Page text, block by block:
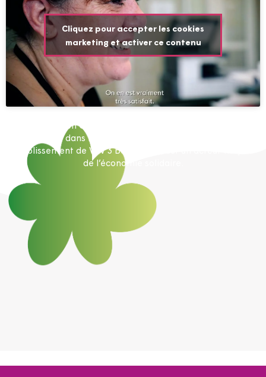
Cliquez pour accepter les cookies
marketing et activer ce contenu
Implantée en Côte-d'Or depuis plus de 30 ans, et plus
récemment dans l'Yonne, l’entreprise adaptée PROMUT,
établissement de VYV 3 Bourgogne, est un acteur majeur
de l’économie solidaire.